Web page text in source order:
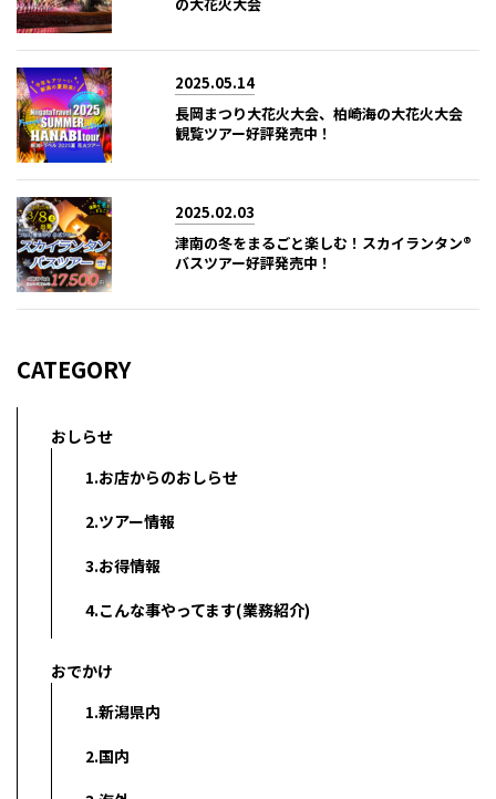
2025.05.14
長岡まつり大花火大会、柏崎海の大花火大会
観覧ツアー好評発売中！
2025.02.03
津南の冬をまるごと楽しむ！スカイランタン®
バスツアー好評発売中！
CATEGORY
おしらせ
1.お店からのおしらせ
2.ツアー情報
3.お得情報
4.こんな事やってます(業務紹介)
おでかけ
1.新潟県内
2.国内